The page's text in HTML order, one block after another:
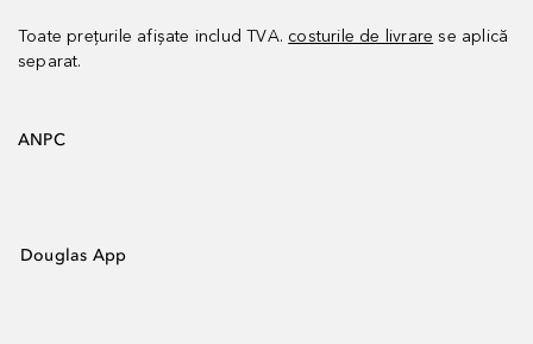
Toate prețurile afișate includ TVA. costurile de livrare se aplică
separat.
ANPC
Douglas App